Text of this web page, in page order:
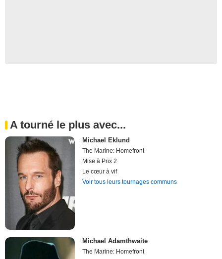
A tourné le plus avec...
Michael Eklund
The Marine: Homefront
Mise à Prix 2
Le cœur à vif
Voir tous leurs tournages communs
Michael Adamthwaite
The Marine: Homefront